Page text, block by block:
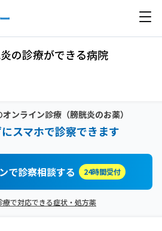
の診療ができる病院
オンライン診療（膀胱炎のお薬）
スマホで診察できます
で診察相談する 24時間受付
療で対応できる症状・処方薬